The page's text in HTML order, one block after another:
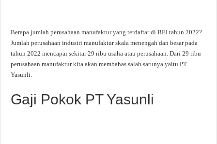
Berapa jumlah perusahaan manufaktur yang terdaftar di BEI tahun 2022?
Jumlah perusahaan industri manufaktur skala menengah dan besar pada
tahun 2022 mencapai sekitar 29 ribu usaha atau perusahaan. Dari 29 ribu
perusahaan manufaktur kita akan membahas salah satunya yaitu PT
Yasunli.
Gaji Pokok PT Yasunli